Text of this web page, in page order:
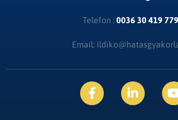
Telefon : 0036 30 419
Email: